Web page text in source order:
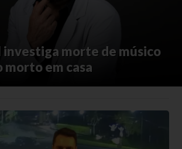
investiga morte de músico
em casa